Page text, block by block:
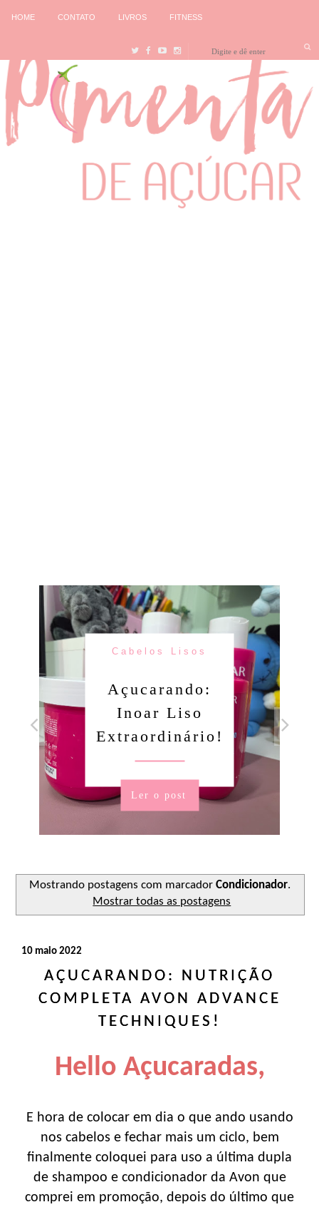
HOME CONTATO LIVROS FITNESS
Cabelos Lisos
Açucarando:
Inoar Liso
Extraordinário!
Ler o post
Mostrando postagens com marcador Condicionador.
Mostrar todas as postagens
10 maio 2022
AÇUCARANDO: NUTRIÇÃO
COMPLETA AVON ADVANCE
TECHNIQUES!
Hello Açucaradas,
E hora de colocar em dia o que ando usando
nos cabelos e fechar mais um ciclo, bem
finalmente coloquei para uso a última dupla
de shampoo e condicionador da Avon que
comprei em promoção, depois do último que